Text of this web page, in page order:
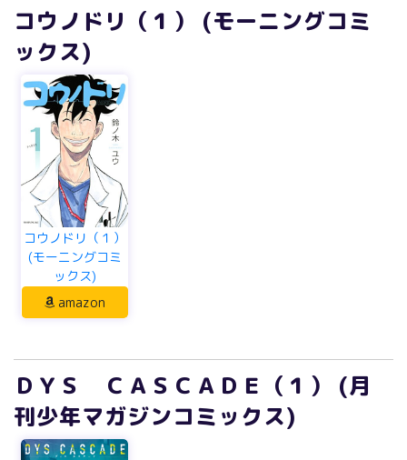
コウノドリ（１） (モーニングコミ
ックス)
コウノドリ（１）
(モーニングコミ
ックス)
amazon
ＤＹＳ ＣＡＳＣＡＤＥ（１） (月
刊少年マガジンコミックス)